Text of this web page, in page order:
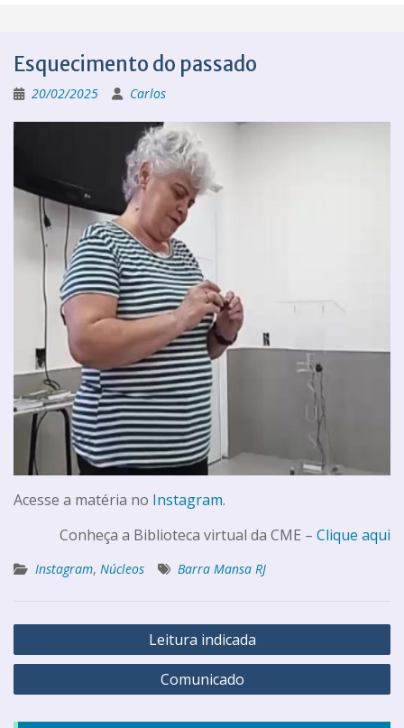
Esquecimento do passado
20/02/2025 Carlos
Acesse a matéria no Instagram.
Conheça a Biblioteca virtual da CME – Clique aqui
Instagram, Núcleos Barra Mansa RJ
Leitura indicada
Comunicado